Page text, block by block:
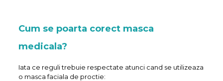
Cum se poarta corect masca
medicala?
Iata ce reguli trebuie respectate atunci cand se utilizeaza
o masca faciala de proctie: